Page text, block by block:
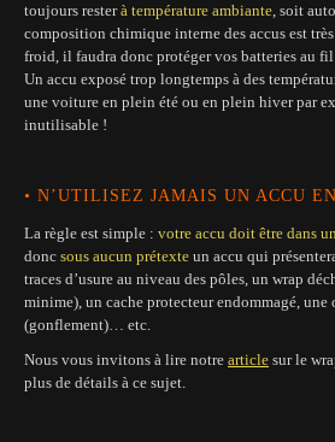
toujours resterà température ambiante, soit
composition chimique interne des accus est
froid, il faudra donc protéger vos batteries au fil
Un accu exposé trop longtemps à des
une voiture en plein été ou en plein hiver par
inutilisable !
• N’UTILISEZ JAMAIS UN ACCU
La règle est simple : votre accu doit être dans
donc sous aucun prétexte un accu qui
traces d’usure au niveau des pôles, un wrap
minime), un cache protecteur endommagé,
(gonflement)… etc.
Nous vous invitons à lire notre article sur le
plus de détails à ce sujet.